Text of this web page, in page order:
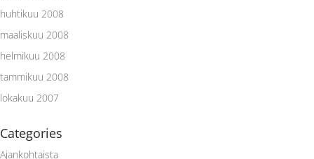
huhtikuu 2008
maaliskuu 2008
helmikuu 2008
tammikuu 2008
lokakuu 2007
Categories
Ajankohtaista